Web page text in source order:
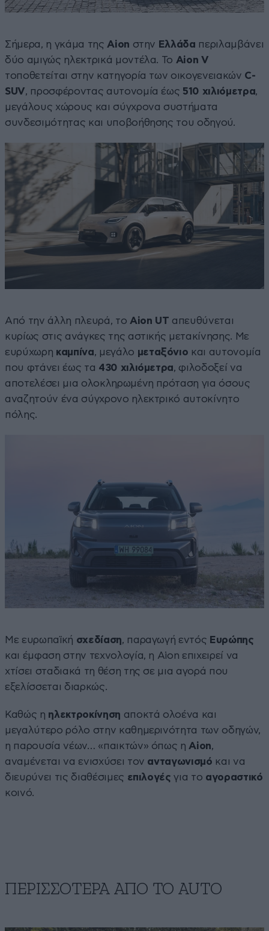
Σήμερα, η γκάμα της Aion στην Ελλάδα περιλαμβάνει
δύο αμιγώς ηλεκτρικά μοντέλα. Το Aion V
τοποθετείται στην κατηγορία των οικογενειακών C-
SUV, προσφέροντας αυτονομία έως 510 χιλιόμετρα,
μεγάλους χώρους και σύγχρονα συστήματα
συνδεσιμότητας και υποβοήθησης του οδηγού.
Από την άλλη πλευρά, το Aion UT απευθύνεται
κυρίως στις ανάγκες της αστικής μετακίνησης. Με
ευρύχωρη καμπίνα, μεγάλο μεταξόνιο και αυτονομία
που φτάνει έως τα 430 χιλιόμετρα, φιλοδοξεί να
αποτελέσει μια ολοκληρωμένη πρόταση για όσους
αναζητούν ένα σύγχρονο ηλεκτρικό αυτοκίνητο
πόλης.
Με ευρωπαϊκή σχεδίαση, παραγωγή εντός Ευρώπης
και έμφαση στην τεχνολογία, η Aion επιχειρεί να
χτίσει σταδιακά τη θέση της σε μια αγορά που
εξελίσσεται διαρκώς.
Καθώς η ηλεκτροκίνηση αποκτά ολοένα και
μεγαλύτερο ρόλο στην καθημερινότητα των οδηγών,
η παρουσία νέων… «παικτών» όπως η Aion,
αναμένεται να ενισχύσει τον ανταγωνισμό και να
διευρύνει τις διαθέσιμες επιλογές για το αγοραστικό
κοινό.
ΠΕΡΙΣΣΟΤΕΡΑ ΑΠΟ ΤΟ AUTO